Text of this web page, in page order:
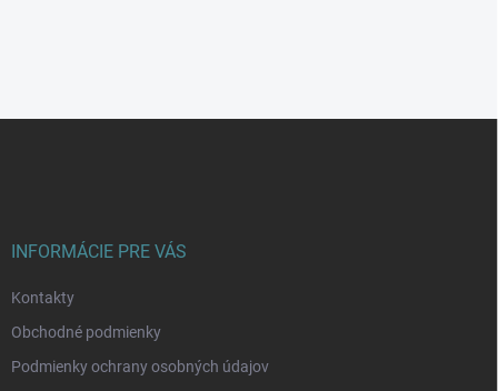
INFORMÁCIE PRE VÁS
Kontakty
Obchodné podmienky
Podmienky ochrany osobných údajov